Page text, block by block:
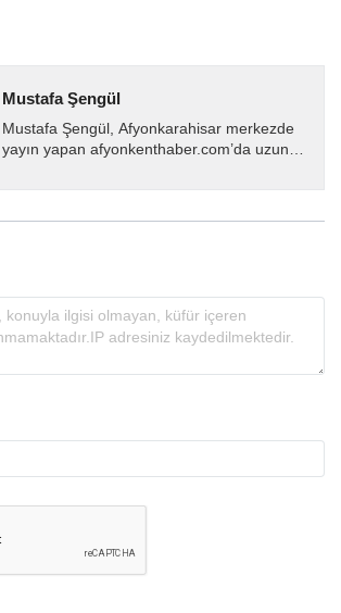
Mustafa Şengül
Mustafa Şengül, Afyonkarahisar merkezde
yayın yapan afyonkenthaber.com’da uzun
almakta, haber akışı...